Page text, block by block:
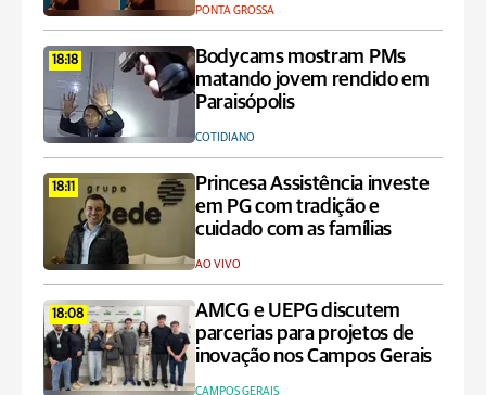
PONTA GROSSA
18:18
Bodycams mostram PMs
matando jovem rendido em
Paraisópolis
COTIDIANO
18:11
Princesa Assistência investe
em PG com tradição e
cuidado com as famílias
AO VIVO
18:08
AMCG e UEPG discutem
parcerias para projetos de
inovação nos Campos Gerais
CAMPOS GERAIS